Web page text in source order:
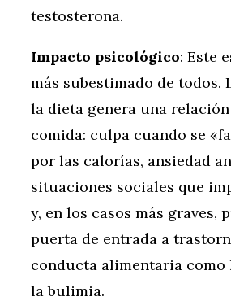
testosterona.
Impacto psicológico: Este
más subestimado de todos.
la dieta genera una
comida: culpa cuando se
por las calorías, ansiedad
situaciones sociales que
y, en los casos más graves,
puerta de entrada a
conducta alimentaria
la bulimia.